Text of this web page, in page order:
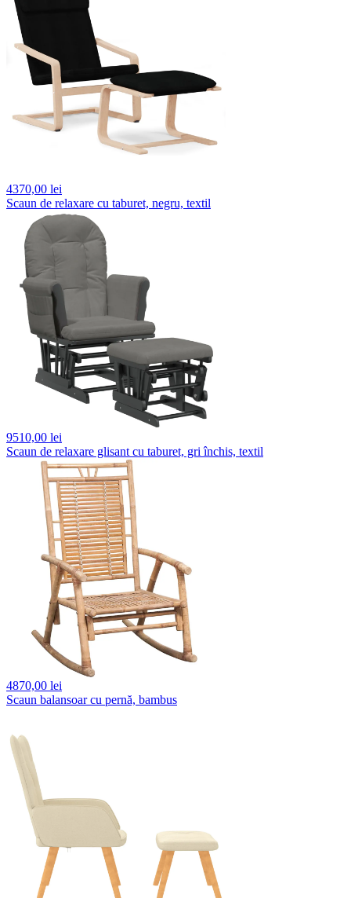
4370,00 lei
Scaun de relaxare cu taburet, negru, textil
9510,00 lei
Scaun de relaxare glisant cu taburet, gri închis, textil
4870,00 lei
Scaun balansoar cu pernă, bambus